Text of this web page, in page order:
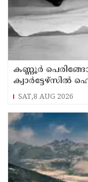
കണ്ണൂര്‍
ക്വാര്‍ട്ടേഴ്സില്‍
നിലയില്‍
SAT,8 AUG 2026